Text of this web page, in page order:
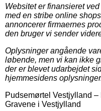
Websitet er finansieret
med en stribe online
annoncerer firmaernes
den bruger vi sender
Oplysninger angående
løbende, men vi kan ikke
der er blevet udarbejdet
hjemmesidens
Pudsemørtel Vestjylland –
Gravene i Vestjylland